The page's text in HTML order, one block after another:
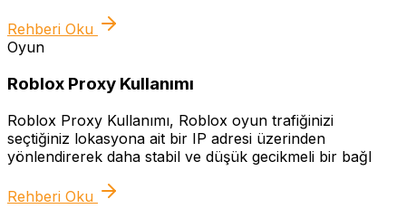
Rehberi Oku
Oyun
Roblox Proxy Kullanımı
Roblox Proxy Kullanımı, Roblox oyun trafiğinizi
seçtiğiniz lokasyona ait bir IP adresi üzerinden
yönlendirerek daha stabil ve düşük gecikmeli bir bağl
Rehberi Oku